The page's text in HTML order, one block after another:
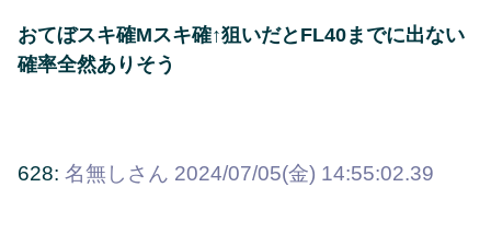
おてぼスキ確Mスキ確↑狙いだとFL40までに出ない
確率全然ありそう
628: 名無しさん 2024/07/05(金) 14:55:02.39